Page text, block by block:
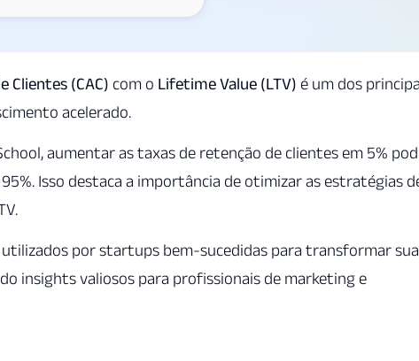
Clientes (CAC) com o Lifetime Value (LTV) é um dos
acelerado.
aumentar as taxas de retenção de clientes em 5%
Isso destaca a importância de otimizar as estratégias
por startups bem-sucedidas para transformar sua
insights valiosos para profissionais de marketing e